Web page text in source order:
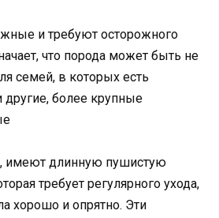
и требуют осторожного
что порода может быть не
семей, в которых есть
другие, более крупные
имеют длинную пушистую
требует регулярного ухода,
хорошо и опрятно. Эти